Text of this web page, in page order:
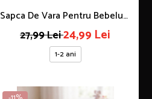
Sapca De Vara Pentru Bebelusi
1-2 Ani, Imprimeu Spider Hero,
Rosie
27,99 Lei24,99 Lei
1-2 ani